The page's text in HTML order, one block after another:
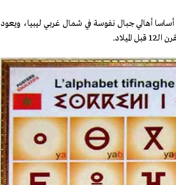
أهالي جبال نفوسة في شمال غربي ليبيا، ويعود